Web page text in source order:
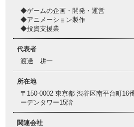
◆ゲームの企画・開発・運営
◆アニメーション製作
◆投資支援業
代表者
渡邊 耕一
所在地
〒150-0002 東京都 渋谷区南平台町16
ーデンタワー15階
関連会社